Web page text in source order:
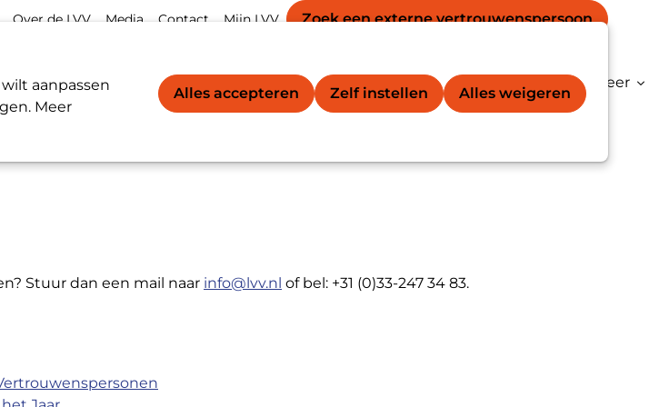
aanpassen
Meer
Alles accepteren Zelf instellen Alles weigeren
/ Werknemers LVV-registervertrouwenspersoon® Kenniscentrum Meer
Meta
Over de LVV Media Contact
Account
Mijn LVV
Secondary
Zoek een externe vertrouwens­persoon
Stuur dan een mail naar info@lvv.nl of bel: +31 (0)33-247 34 83.